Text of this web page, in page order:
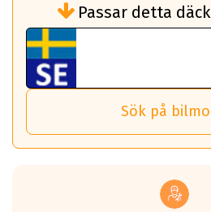
bränsleförbrukningen)
Det ska vara en betygsskala från
till G för rullmotstånd.
Ett klass A däck kommer ha 6,5%
bränsleförbrukning än ett klass G
Det betyder att om man kör
så sparar man 50 liter bränsle med
vilken körstil du använder.
Passar detta
Sök på